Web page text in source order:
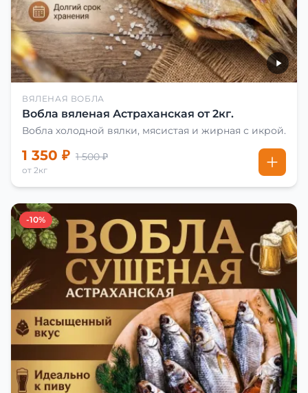
ВЯЛЕНАЯ ВОБЛА
Вобла вяленая Астраханская от 2кг.
Вобла холодной вялки, мясистая и жирная с икрой.
1 350 ₽ 1 500 ₽
от 2кг
-10%